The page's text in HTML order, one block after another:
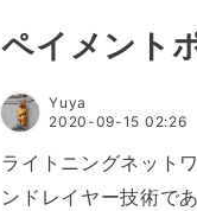
ペイメント
Yuya
2020-09-15 02:26
ライトニングネット
ンドレイヤー技術で